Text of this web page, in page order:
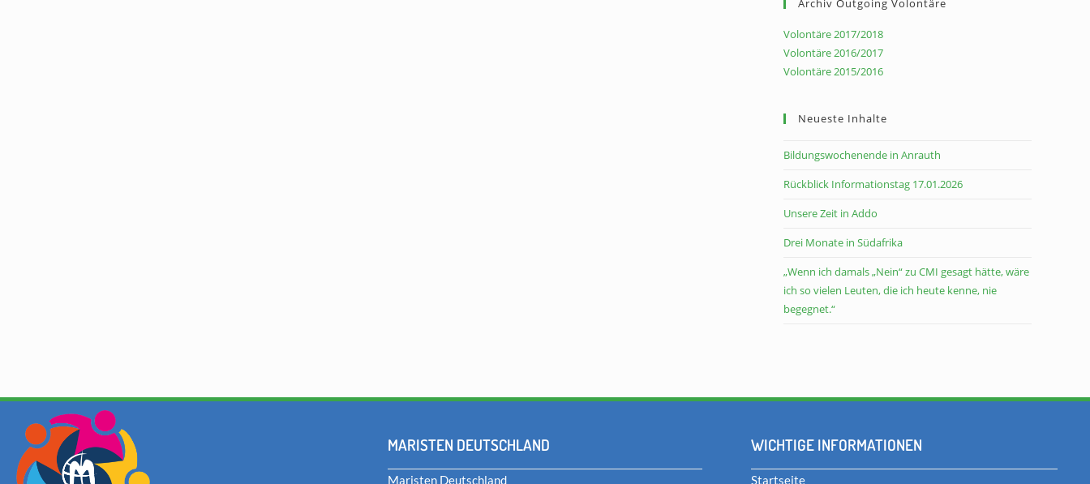
Archiv Outgoing Volontäre
Volontäre 2017/2018
Volontäre 2016/2017
Volontäre 2015/2016
Neueste Inhalte
Bildungswochenende in Anrauth
Rückblick Informationstag 17.01.2026
Unsere Zeit in Addo
Drei Monate in Südafrika
„Wenn ich damals „Nein“ zu CMI gesagt hätte, wäre
ich so vielen Leuten, die ich heute kenne, nie
begegnet.“
MARISTEN DEUTSCHLAND
Maristen Deutschland
WICHTIGE INFORMATIONEN
Startseite